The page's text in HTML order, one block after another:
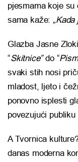
pjesmama koje
sama kaže:
Glazba Jasne
“Skitnice”do “
svaki stih nosi
mladost, ljeto i
ponovno isplesti
povezujući
A Tvornica
danas moderna